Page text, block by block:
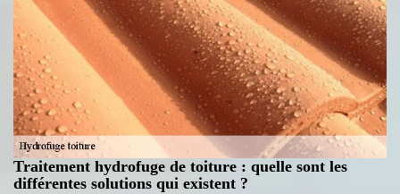
Traitement hydrofuge de toiture : quelle sont les
différentes solutions qui existent ?